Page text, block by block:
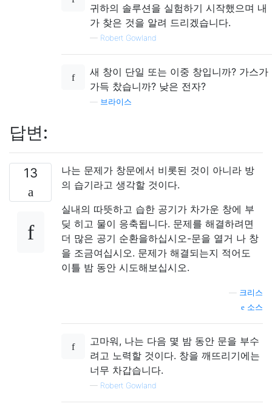
귀하의 솔루션을 실험하기 시작했으며 내
가 찾은 것을 알려 드리겠습니다.
— Robert Gowland
새 창이 단일 또는 이중 창입니까? 가스가
가득 찼습니까? 낮은 전자?
브라이스
답변:
13
나는 문제가 창문에서 비롯된 것이 아니라 방
의 습기라고 생각할 것이다.
실내의 따뜻하고 습한 공기가 차가운 창에 부
딪 히고 물이 응축됩니다. 문제를 해결하려면
더 많은 공기 순환을하십시오-문을 열거 나 창
을 조금여십시오. 문제가 해결되는지 적어도
이틀 밤 동안 시도해보십시오.
크리스
소스
고마워, 나는 다음 몇 밤 동안 문을 부수
려고 노력할 것이다. 창을 깨뜨리기에는
너무 차갑습니다.
— Robert Gowland